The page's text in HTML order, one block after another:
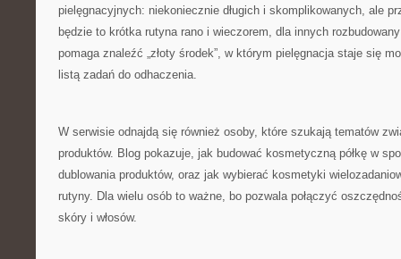
pielęgnacyjnych: niekoniecznie długich i skomplikowanych, ale
będzie to krótka rutyna rano i wieczorem, dla innych
pomaga znaleźć „złoty środek”, w którym pielęgnacja staje się
listą zadań do odhaczenia.
W serwisie odnajdą się również osoby, które szukają tematów
produktów. Blog pokazuje, jak budować kosmetyczną półkę w
dublowania produktów, oraz jak wybierać kosmetyki
rutyny. Dla wielu osób to ważne, bo pozwala połączyć
skóry i włosów.